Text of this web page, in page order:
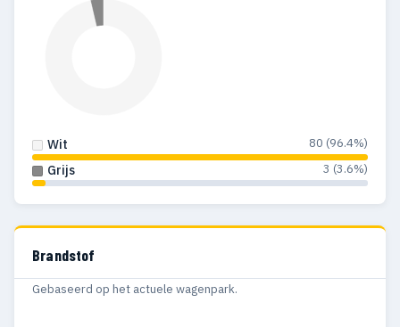
Wit 80 (96.4%)
Grijs 3 (3.6%)
Brandstof
Gebaseerd op het actuele wagenpark.